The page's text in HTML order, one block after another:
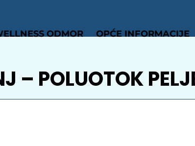
ODMOR OPĆE INFORMACIJE
– POLUOTOK